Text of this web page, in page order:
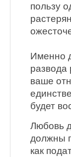
пользу
Именно
развода
ваше
будет
Любовь
должны
как